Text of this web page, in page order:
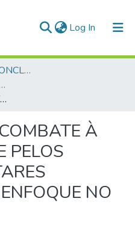
Log In (current)
TRABALHOS DE CONCLUSÃO DE CURSO - CFP (CURSO DE FORMAÇÃO DE PRAÇAS)
PRAÇAS - CFP - 2023
O DESAFIO DO COMBATE À CRIMINALIDADE PELOS POLICIAIS MILITARES GOIANOS COM ENFOQUE NO 7º BATALHÃO
À
PELOS
NO